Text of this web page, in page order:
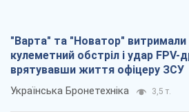
"Варта" та "Новатор" витримали
кулеметний обстріл і удар FPV-
врятувавши життя офіцеру ЗСУ
Українська Бронетехніка 3,5 т.